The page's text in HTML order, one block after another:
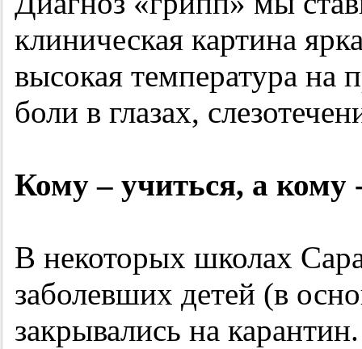
клиническая картина
высокая температура на
боли в глазах,
Кому – учиться, а кому
В некоторых школах
заболевших детей (в
закрывались на карантин.